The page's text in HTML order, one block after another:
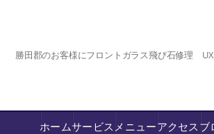
勝田郡のお客様にフロントガラス飛び石修理 UX
ホームサービス メニューアクセス ブ